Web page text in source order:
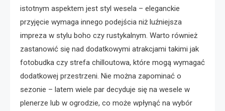
istotnym aspektem jest styl wesela – eleganckie
przyjęcie wymaga innego podejścia niż luźniejsza
impreza w stylu boho czy rustykalnym. Warto również
zastanowić się nad dodatkowymi atrakcjami takimi jak
fotobudka czy strefa chilloutowa, które mogą wymagać
dodatkowej przestrzeni. Nie można zapominać o
sezonie – latem wiele par decyduje się na wesele w
plenerze lub w ogrodzie, co może wpłynąć na wybór